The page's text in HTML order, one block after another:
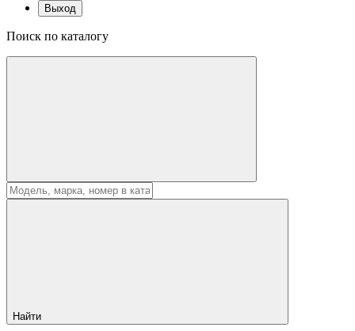
Выход
Поиск по каталогу
Найти